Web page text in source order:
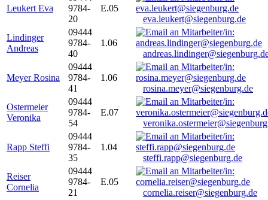
Leukert Eva
9784-
20
E.05
eva.leukert@siegenburg.de
Lindinger
Andreas
09444
9784-
40
1.06
Meyer Rosina
09444
9784-
41
1.06
rosina.meyer@siegenburg.de
Ostermeier
Veronika
09444
9784-
54
E.07
Rapp Steffi
09444
9784-
35
1.04
steffi.rapp@siegenburg.de
Reiser
Cornelia
09444
9784-
21
E.05
cornelia.reiser@siegenburg.de